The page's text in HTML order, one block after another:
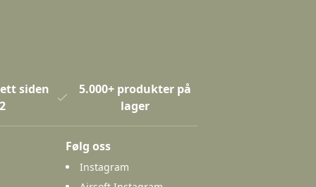
siden
5.000+ produkter på
lager
Følg oss
Instagram